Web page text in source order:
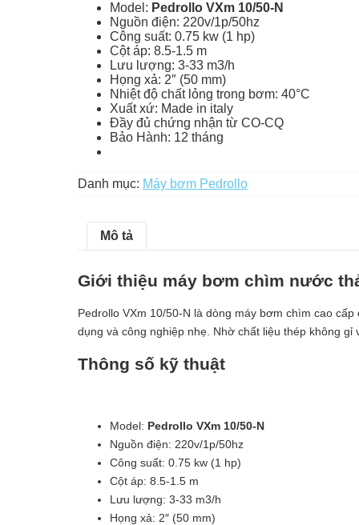
Model: Pedrollo VXm 10/50-N
Nguồn điện: 220v/1p/50hz
Công suất: 0.75 kw (1 hp)
Cột áp: 8.5-1.5 m
Lưu lượng: 3-33 m3/h
Họng xả: 2″ (50 mm)
Nhiệt độ chất lỏng trong bơm: 40°C
Xuất xứ: Made in italy
Đầy đủ chứng nhận từ CO-CQ
Bảo Hành: 12 tháng
Danh mục: Máy bơm Pedrollo
Mô tả
Giới thiệu máy bơm chìm nước
Pedrollo VXm 10/50-N là dòng máy bơm chìm cao
dụng và công nghiệp nhẹ. Nhờ chất liệu thép không
Thông số kỹ thuật
Model: Pedrollo VXm 10/50-N
Nguồn điện: 220v/1p/50hz
Công suất: 0.75 kw (1 hp)
Cột áp: 8.5-1.5 m
Lưu lượng: 3-33 m3/h
Họng xả: 2″ (50 mm)